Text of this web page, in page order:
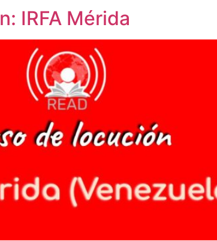
IRFA Mérida